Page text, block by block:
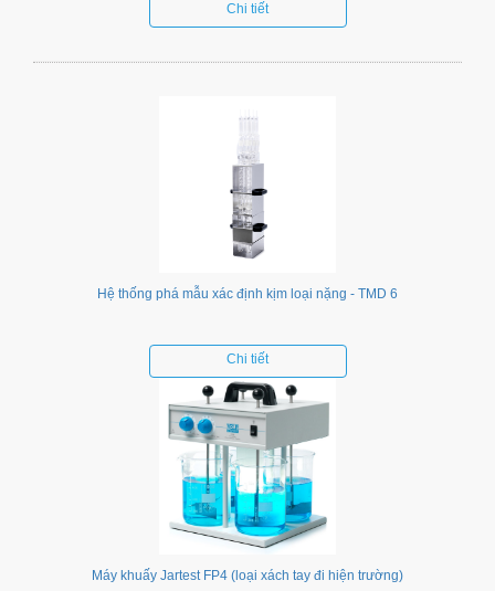
Chi tiết
Hệ thống phá mẫu xác định kịm loại nặng - TMD 6
Chi tiết
Máy khuấy Jartest FP4 (loại xách tay đi hiện trường)